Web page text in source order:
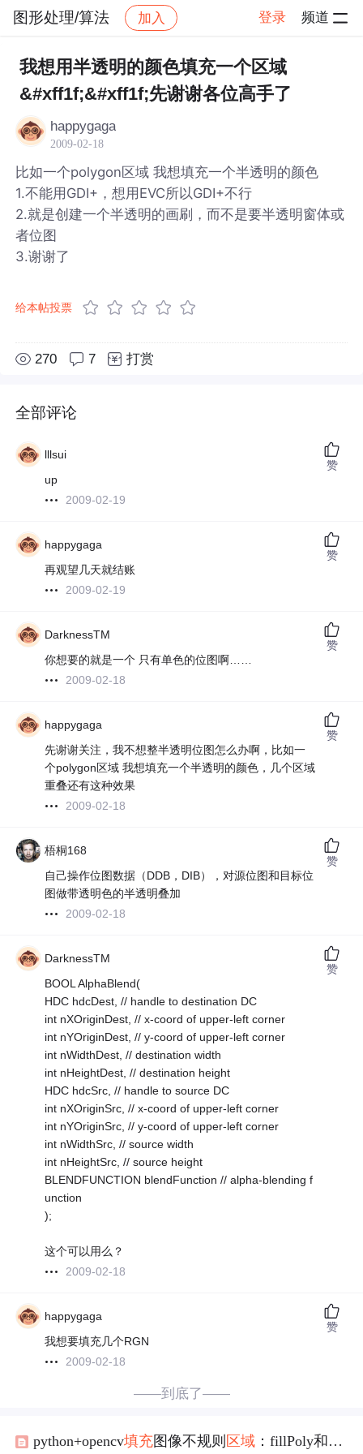
图形处理/算法 加入 登录 频道
社区 图形处理/算法 帖子详情
我想用半透明的颜色填充一个区域
&#xff1f;&#xff1f;先谢谢各位高手了
happygaga
2009-02-18
比如一个polygon区域 我想填充一个半透明的颜色
1.不能用GDI+，想用EVC所以GDI+不行
2.就是创建一个半透明的画刷，而不是要半透明窗体或
者位图
3.谢谢了
给本帖投票
270 7 打赏
全部评论
lllsui
up
2009-02-19
赞
happygaga
再观望几天就结账
2009-02-19
赞
DarknessTM
你想要的就是一个 只有单色的位图啊……
2009-02-18
赞
happygaga
先谢谢关注，我不想整半透明位图怎么办啊，比如一
个polygon区域 我想填充一个半透明的颜色，几个区域
重叠还有这种效果
2009-02-18
赞
梧桐168
自己操作位图数据（DDB，DIB），对源位图和目标位
图做带透明色的半透明叠加
2009-02-18
赞
DarknessTM
BOOL AlphaBlend(
HDC hdcDest, // handle to destination DC
int nXOriginDest, // x-coord of upper-left corner
int nYOriginDest, // y-coord of upper-left corner
int nWidthDest, // destination width
int nHeightDest, // destination height
HDC hdcSrc, // handle to source DC
int nXOriginSrc, // x-coord of upper-left corner
int nYOriginSrc, // y-coord of upper-left corner
int nWidthSrc, // source width
int nHeightSrc, // source height
BLENDFUNCTION blendFunction // alpha-blending f
unction
);
这个可以用么？
2009-02-18
赞
happygaga
我想要填充几个RGN
2009-02-18
赞
——到底了——
python+opencv填充图像不规则 区域 ：fillPoly和fillConvexPoly区别、